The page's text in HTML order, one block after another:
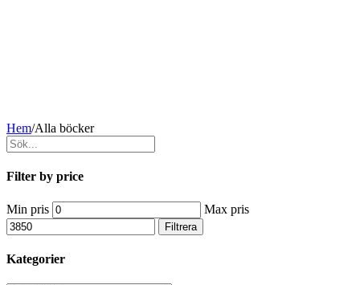
Hem/Alla böcker
Filter by price
Min pris Max pris
Filtrera
Kategorier